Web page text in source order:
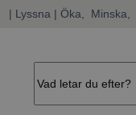
| Lyssna | Öka, Minska,